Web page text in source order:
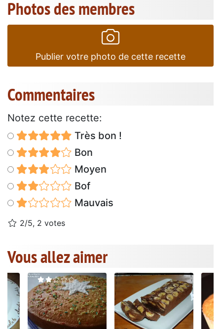
Photos des membres
Publier votre photo de cette recette
Commentaires
Notez cette recette:
Très bon !
Bon
Moyen
Bof
Mauvais
2/5, 2 votes
Vous allez aimer